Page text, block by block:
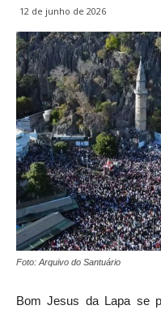
12 de junho de 2026
Foto: Arquivo do Santuário
Bom Jesus da Lapa se